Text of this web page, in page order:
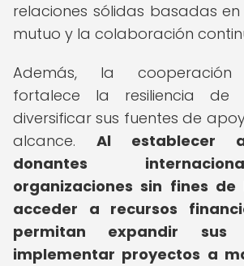
relaciones sólidas basadas
mutuo y la colaboración
Además, la cooperación
fortalece la resiliencia de
diversificar sus fuentes de
alcance. Al establecer
donantes
organizaciones sin fines de
acceder a recursos
permitan expandir sus
implementar proyectos a